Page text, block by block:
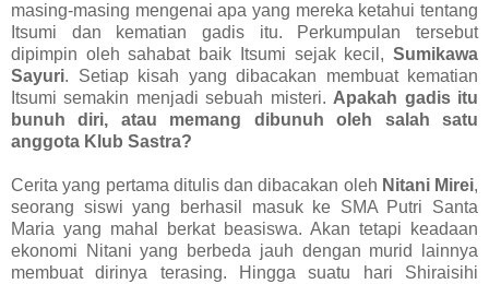
masing-masing mengenai apa yang mereka ketahui tentang
Itsumi dan kematian gadis itu. Perkumpulan tersebut
dipimpin oleh sahabat baik Itsumi sejak kecil, Sumikawa
Sayuri. Setiap kisah yang dibacakan membuat kematian
Itsumi semakin menjadi sebuah misteri.Apakah gadis itu
bunuh diri, atau memang dibunuh oleh salah satu
anggota Klub Sastra?
Cerita yang pertama ditulis dan dibacakan oleh Nitani Mirei,
seorang siswi yang berhasil masuk ke SMA Putri Santa
Maria yang mahal berkat beasiswa. Akan tetapi keadaan
ekonomi Nitani yang berbeda jauh dengan murid lainnya
membuat dirinya terasing. Hingga suatu hari Shiraisihi